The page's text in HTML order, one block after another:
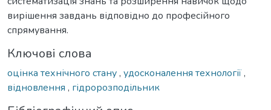
вирішення завдань відповідно до професійного
спрямування.
Ключові слова
оцінка технічного стану, удосконалення технології,
відновлення , гідророзподільник